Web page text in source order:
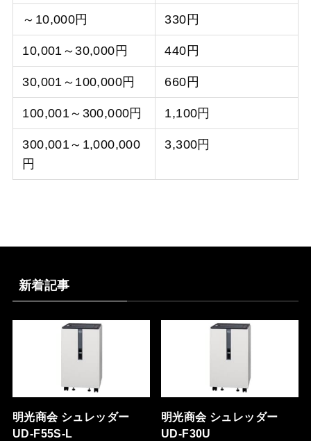
～10,000円 330円
10,001～30,000円 440円
30,001～100,000円 660円
100,001～300,000円 1,100円
300,001～1,000,000
円
3,300円
新着記事
明光商会 シュレッダー
UD-F55S-L
明光商会 シュレッダー
UD-F30U